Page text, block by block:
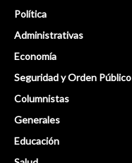
Política
Administrativas
Economía
Seguridad y Orden Público
Columnistas
Generales
Educación